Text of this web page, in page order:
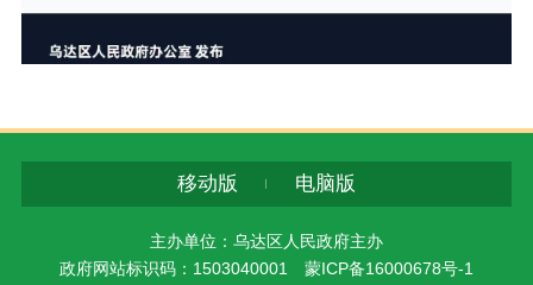
移动版 电脑版
主办单位：乌达区人民政府主办
政府网站标识码：1503040001 蒙ICP备16000678号-1